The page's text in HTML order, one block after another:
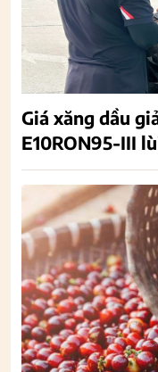
Giá xăng dầu
E10RON95-III